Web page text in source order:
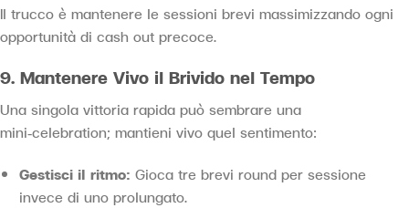
Il trucco è mantenere le sessioni brevi massimizzando ogni
opportunità di cash out precoce.
9. Mantenere Vivo il Brivido nel Tempo
Una singola vittoria rapida può sembrare una
mini‑celebration; mantieni vivo quel sentimento:
Gestisci il ritmo: Gioca tre brevi round per sessione
invece di uno prolungato.